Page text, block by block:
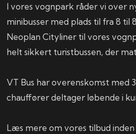
I vores vognpark råder vi over
minibusser med plads til fra 8 til
Neoplan Cityliner til vores
helt sikkert turistbussen, der
VT Bus har overenskomst med
chauffører deltager løbende i
Læs mere om vores tilbud